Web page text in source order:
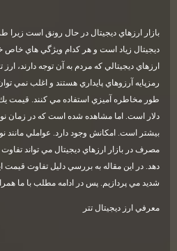
بازار ارزهاي ديجيتال در حال رونق است زيرا
ديجيتال زياد است و هر كدام ويژگي هاي خاص
ارزهاي ديجيتالي كه مردم به آن توجه دارند، ارز
رمزپايه آرزوهاي پايداري هستند و اغلب نمي توان
طور مخاطره آميزي استفاده مي كنند. قيمت يك
دلار است. اما مشاهده شده است كه در زمان
بيشتر است. امكانش وجود دارد. عواملي مانند
مصرف در بازار ارزهاي ديجيتال مي تواند تفاوت
دهد. در اين مقاله به بررسي دليل تفاوت قيمت
شديد مي پردازيم. پس در ادامه مطلب با ما
معرفي ارز ديجيتال تتر